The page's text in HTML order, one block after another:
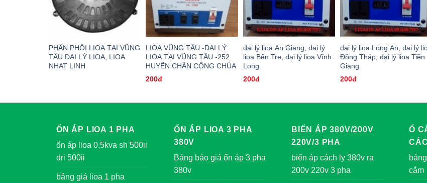
PHÂN PHỐI LIOA TẠI VŨNG
TẦU DAI LÝ LIOA, LIOA
NHAT LINH
LIOA VŨNG TẦU -DAI LÝ
LIOA TẠI VŨNG TẦU -252
HUYỀN CHÂN CÔNG CHÚA
200đ
đại lý lioa An Giang, đại lý
lioa Bến Tre, đại lý lioa Vĩnh
Long
200đ
đại lý lioa Long An, đại lý
Đồng Tháp, đại lý lioa Tiền
Giang
200đ
ỔN ÁP LIOA 1 PHA
ổn áp lioa 0,5kva sh 500ii
dri 500ii
bảng giá lioa 1 pha
ỔN ÁP LIOA 3 PHA
380V
Bảng báo giá ổn áp 3 pha
380v
BIẾN ÁP 380V/200V
220V/3 PHA
biến áp cách ly 380v ra
200v 220v 3 pha
Ổ
cắm